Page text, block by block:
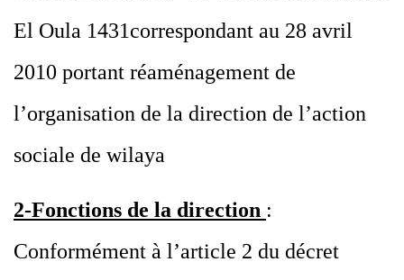
El Oula 1431correspondant au 28 avril
2010 portant réaménagement de
l’organisation de la direction de l’action
sociale de wilaya
2-Fonctions de la direction :
Conformément à l’article 2 du décret